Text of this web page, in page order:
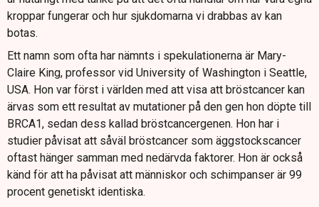
kroppar fungerar och hur sjukdomarna vi drabbas av kan
botas.
Ett namn som ofta har nämnts i spekulationerna är Mary-
Claire King, professor vid University of Washington i Seattle,
USA. Hon var först i världen med att visa att bröstcancer kan
ärvas som ett resultat av mutationer på den gen hon döpte till
BRCA1, sedan dess kallad bröstcancergenen. Hon har i
studier påvisat att såväl bröstcancer som äggstockscancer
oftast hänger samman med nedärvda faktorer. Hon är också
känd för att ha påvisat att människor och schimpanser är 99
procent genetiskt identiska.